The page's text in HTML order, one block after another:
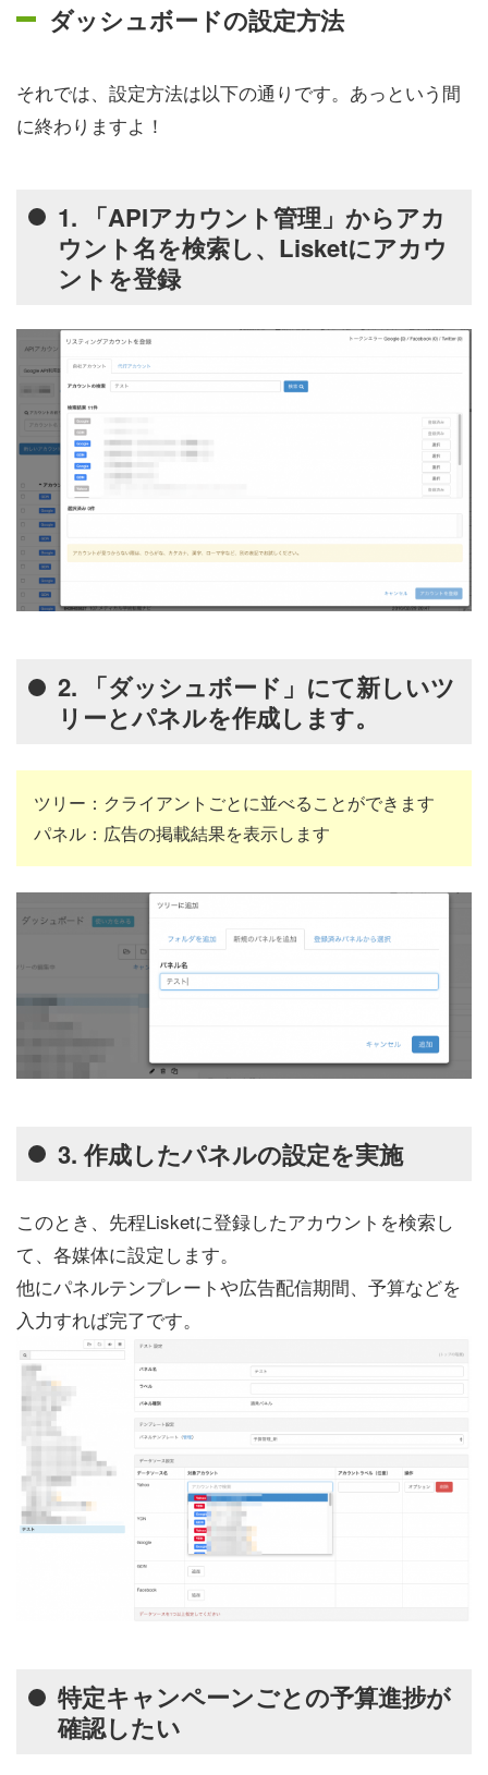
ダッシュボードの設定方法
それでは、設定方法は以下の通りです。あっという間
に終わりますよ！
1. 「APIアカウント管理」からアカ
ウント名を検索し、Lisketにアカウ
ントを登録
2. 「ダッシュボード」にて新しいツ
リーとパネルを作成します。
ツリー：クライアントごとに並べることができます
パネル：広告の掲載結果を表示します
3. 作成したパネルの設定を実施
このとき、先程Lisketに登録したアカウントを検索し
て、各媒体に設定します。
他にパネルテンプレートや広告配信期間、予算などを
入力すれば完了です。
特定キャンペーンごとの予算進捗が
確認したい